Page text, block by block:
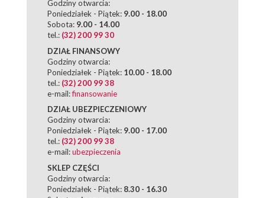
Godziny otwarcia:
Poniedziałek - Piątek: 9.00 - 18.00
Sobota: 9.00 - 14.00
tel.: (32) 200 99 30
DZIAŁ FINANSOWY
Godziny otwarcia:
Poniedziałek - Piątek: 10.00 - 18.00
tel.: (32) 200 99 38
e-mail:finansowanie
DZIAŁ UBEZPIECZENIOWY
Godziny otwarcia:
Poniedziałek - Piątek: 9.00 - 17.00
tel.: (32) 200 99 38
e-mail:ubezpieczenia
SKLEP CZĘŚCI
Godziny otwarcia:
Poniedziałek - Piątek: 8.30 - 16.30